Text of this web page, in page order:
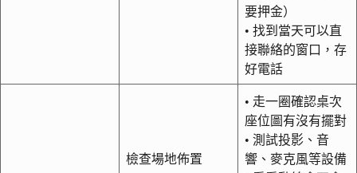
要押金）
• 找到當天可以直
接聯絡的窗口，存
好電話
檢查場地佈置
• 走一圈確認桌次
座位圖有沒有擺對
• 測試投影、音
響、麥克風等設備